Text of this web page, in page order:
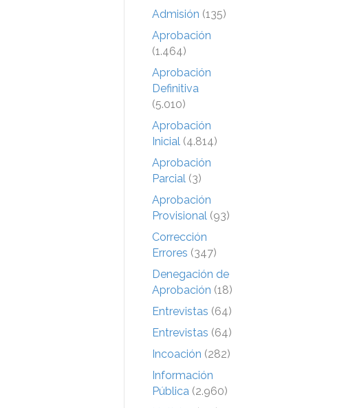
Admisión (135)
Aprobación
(1.464)
Aprobación
Definitiva
(5.010)
Aprobación
Inicial (4.814)
Aprobación
Parcial (3)
Aprobación
Provisional (93)
Corrección
Errores (347)
Denegación de
Aprobación (18)
Entrevistas (64)
Entrevistas (64)
Incoación (282)
Información
Pública (2.960)